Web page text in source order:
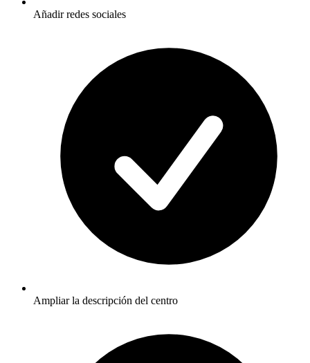
Añadir redes sociales
Ampliar la descripción del centro